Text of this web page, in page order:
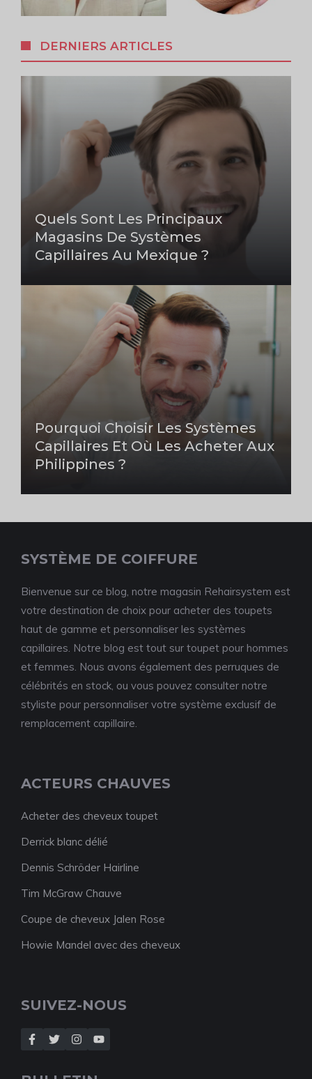
DERNIERS ARTICLES
Quels Sont Les Principaux
Magasins De Systèmes
Capillaires Au Mexique ?
Pourquoi Choisir Les Systèmes
Capillaires Et Où Les Acheter Aux
Philippines ?
SYSTÈME DE COIFFURE
Bienvenue sur ce blog, notre magasin Rehairsystem est
votre destination de choix pour acheter des toupets
haut de gamme et personnaliser les systèmes
capillaires. Notre blog est tout sur toupet pour hommes
et femmes. Nous avons également des perruques de
célébrités en stock, ou vous pouvez consulter notre
styliste pour personnaliser votre système exclusif de
remplacement capillaire.
ACTEURS CHAUVES
Acheter des cheveux toupet
Derrick blanc délié
Dennis Schröder Hairline
Tim McGraw Chauve
Coupe de cheveux Jalen Rose
Howie Mandel avec des cheveux
SUIVEZ-NOUS